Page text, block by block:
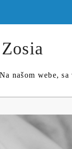
Zosia
webe,